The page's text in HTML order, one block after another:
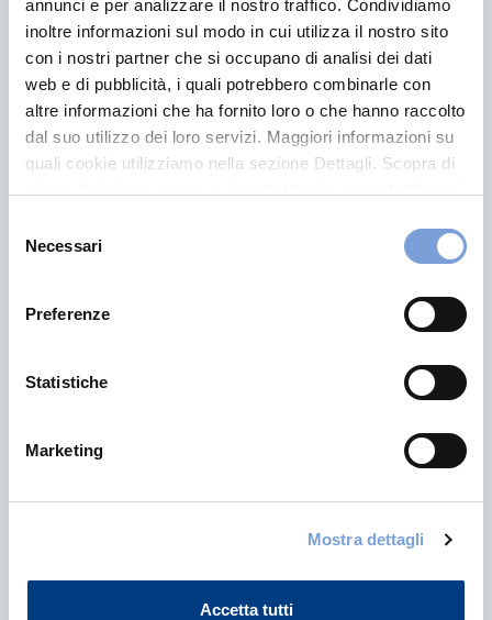
annunci e per analizzare il nostro traffico. Condividiamo
inoltre informazioni sul modo in cui utilizza il nostro sito
con i nostri partner che si occupano di analisi dei dati
web e di pubblicità, i quali potrebbero combinarle con
altre informazioni che ha fornito loro o che hanno raccolto
dal suo utilizzo dei loro servizi. Maggiori informazioni su
quali cookie utilizziamo nella sezione Dettagli. Scopra di
può trovare nel footer del sito nella sezione "Informativa
delNecessari
Preferenze
Statistiche
Marketing
Mostra dettagli
Accetta tutti
Le nostre soluzioni